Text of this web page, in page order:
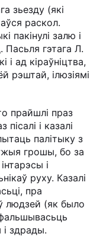
зьезду (які
раскол.
пакінулі залю і
Пасьля гэтага Л.
і ад кіраўніцтва,
рэштай, ілюзіямі
прайшлі праз
і казалі
палітыку з
грошы, бо за
і
руху. Казалі
пра
людзей (як было
і здрады.